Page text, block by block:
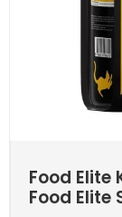
Food Elite
Food Elite